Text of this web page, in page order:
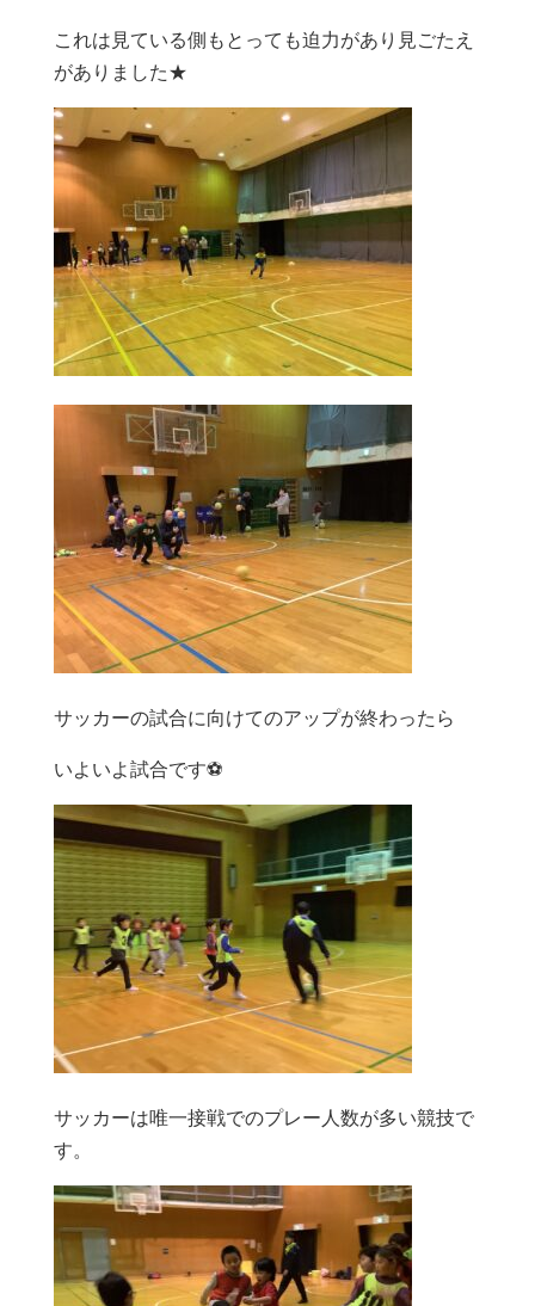
これは見ている側もとっても迫力があり見ごたえ
がありました★
サッカーの試合に向けてのアップが終わったら
いよいよ試合です⚽
サッカーは唯一接戦でのプレー人数が多い競技で
す。